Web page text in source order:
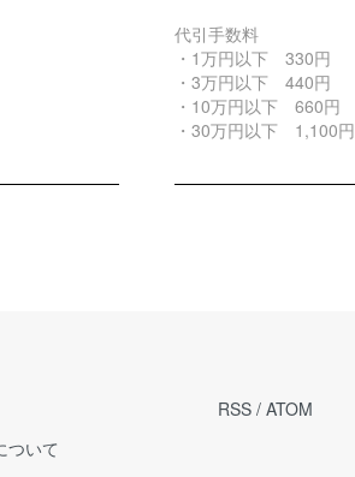
代引手数料
・1万円以下 330円
・3万円以下 440円
・10万円以下 660円
・30万円以下 1,100円
ついて
RSS / ATOM